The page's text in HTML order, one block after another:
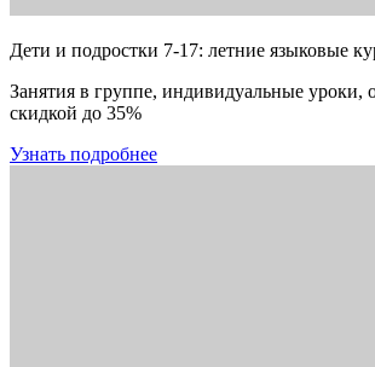
Дети и подростки 7-17: летние языковые
Занятия в группе, индивидуальные уроки,
скидкой до 35%
Узнать подробнее